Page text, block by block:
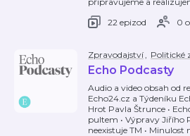
22 epizod
0
Zpravodajství, Politické
Echo Podcasty
Audio a video obsah od
Echo24.cz a Týdeníku
Hrot Pavla Štrunce •
pultem • Výpravy Jiřího
neexistuje TM • Minulost